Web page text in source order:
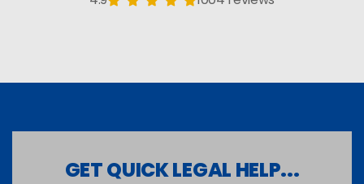
GET QUICK LEGAL HELP...